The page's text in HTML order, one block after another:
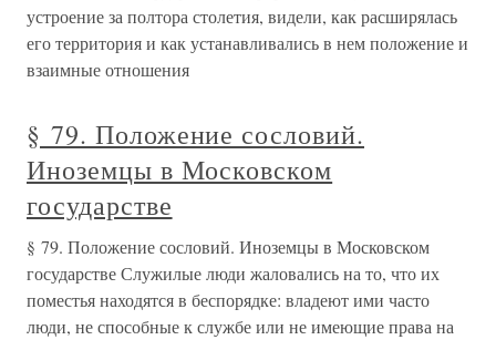
устроение за полтора столетия, видели, как расширялась
его территория и как устанавливались в нем положение и
взаимные отношения
§ 79. Положение сословий.
Иноземцы в Московском
государстве
§ 79. Положение сословий. Иноземцы в Московском
государстве Служилые люди жаловались на то, что их
поместья находятся в беспорядке: владеют ими часто
люди, не способные к службе или не имеющие права на